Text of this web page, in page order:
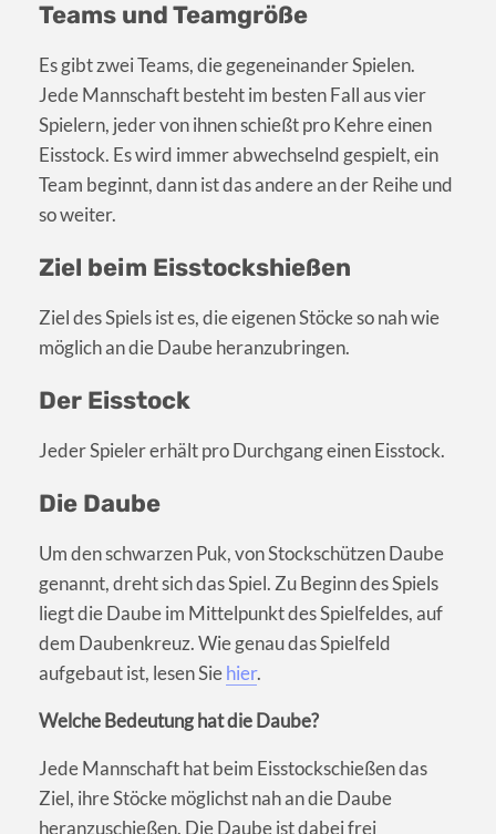
Teams und Teamgröße
Es gibt zwei Teams, die gegeneinander Spielen.
Jede Mannschaft besteht im besten Fall aus vier
Spielern, jeder von ihnen schießt pro Kehre einen
Eisstock. Es wird immer abwechselnd gespielt, ein
Team beginnt, dann ist das andere an der Reihe und
so weiter.
Ziel beim Eisstockshießen
Ziel des Spiels ist es, die eigenen Stöcke so nah wie
möglich an die Daube heranzubringen.
Der Eisstock
Jeder Spieler erhält pro Durchgang einen Eisstock.
Die Daube
Um den schwarzen Puk, von Stockschützen Daube
genannt, dreht sich das Spiel. Zu Beginn des Spiels
liegt die Daube im Mittelpunkt des Spielfeldes, auf
dem Daubenkreuz. Wie genau das Spielfeld
aufgebaut ist, lesen Siehier.
Welche Bedeutung hat die Daube?
Jede Mannschaft hat beim Eisstockschießen das
Ziel, ihre Stöcke möglichst nah an die Daube
heranzuschießen. Die Daube ist dabei frei